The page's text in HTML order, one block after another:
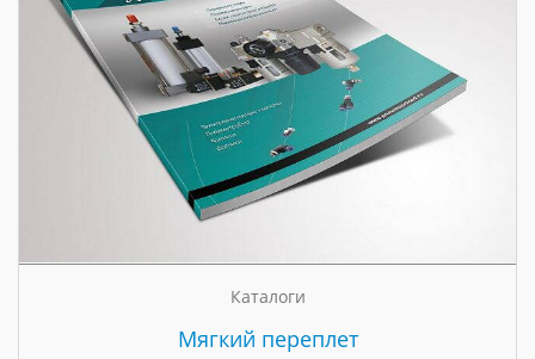
Каталоги
Мягкий переплет